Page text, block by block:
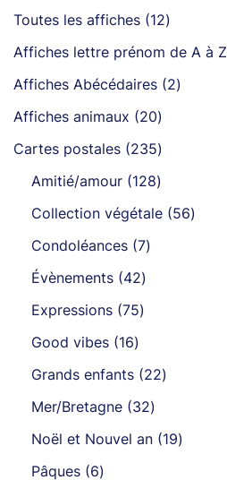
Toutes les affiches 1212
produits
Affiches lettre prénom de A à Z
Affiches Abécédaires 22
Affiches animaux 2020
produits
Cartes postales 235235
produits
Amitié/amour 128128
produits
Collection végétale 5656
Condoléances 77
Évènements 4242
produits
Expressions 7575
Good vibes 1616
produits
Grands enfants 2222
Mer/Bretagne 3232
produits
Noël et Nouvel an 1919
Pâques 66